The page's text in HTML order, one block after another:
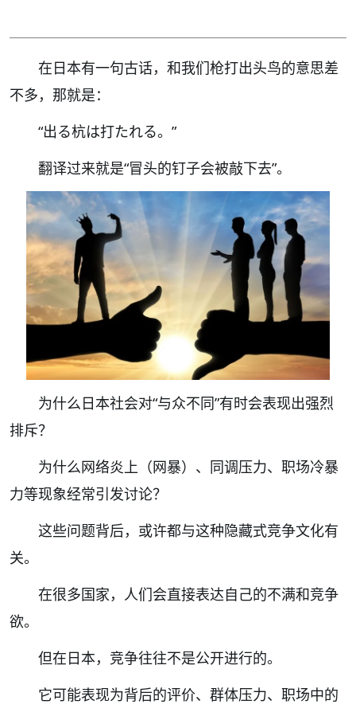
在日本有一句古话，和我们枪打出头鸟的意思差
不多，那就是：
“出る杭は打たれる。”
翻译过来就是“冒头的钉子会被敲下去”。
为什么日本社会对“与众不同”有时会表现出强烈
排斥？
为什么网络炎上（网暴）、同调压力、职场冷暴
力等现象经常引发讨论？
这些问题背后，或许都与这种隐藏式竞争文化有
关。
在很多国家，人们会直接表达自己的不满和竞争
欲。
但在日本，竞争往往不是公开进行的。
它可能表现为背后的评价、群体压力、职场中的